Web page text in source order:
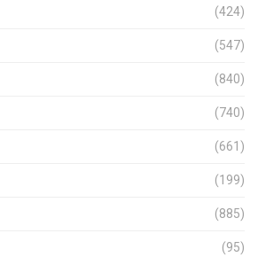
(424)
(547)
(840)
(740)
(661)
(199)
(885)
(95)